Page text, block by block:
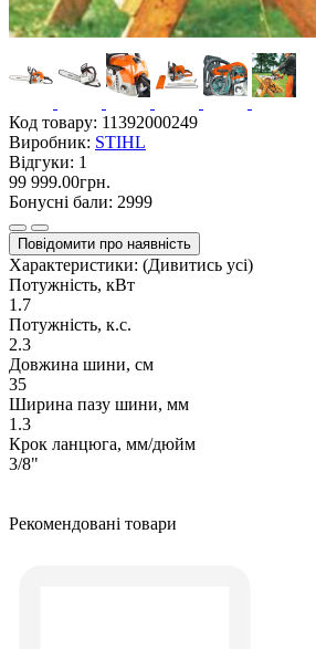
Код товару: 11392000249
Виробник: STIHL
Відгуки: 1
99 999.00грн.
Бонусні бали: 2999
Повідомити про наявність
Характеристики: (Дивитись усі)
Потужність, кВт
1.7
Потужність, к.с.
2.3
Довжина шини, см
35
Ширина пазу шини, мм
1.3
Крок ланцюга, мм/дюйм
3/8"
Рекомендовані товари